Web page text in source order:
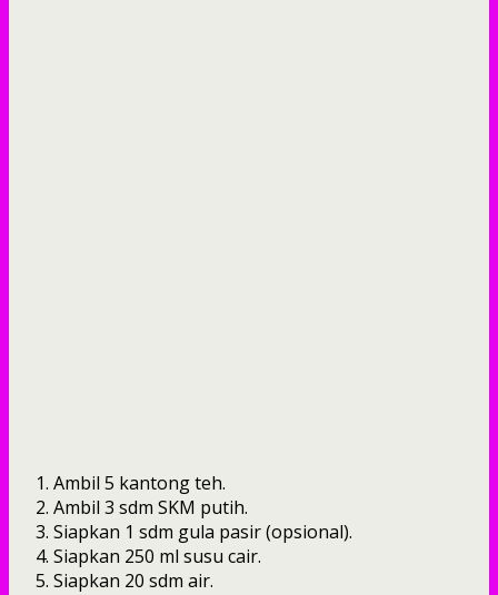
Ambil 5 kantong teh.
Ambil 3 sdm SKM putih.
Siapkan 1 sdm gula pasir (opsional).
Siapkan 250 ml susu cair.
Siapkan 20 sdm air.